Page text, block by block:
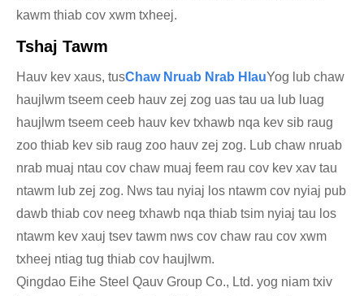
kawm thiab cov xwm txheej.
Tshaj Tawm
Hauv kev xaus, tusChaw Nruab Nrab HlauYog lub chaw
haujlwm tseem ceeb hauv zej zog uas tau ua lub luag
haujlwm tseem ceeb hauv kev txhawb nqa kev sib raug
zoo thiab kev sib raug zoo hauv zej zog. Lub chaw nruab
nrab muaj ntau cov chaw muaj feem rau cov kev xav tau
ntawm lub zej zog. Nws tau nyiaj los ntawm cov nyiaj pub
dawb thiab cov neeg txhawb nqa thiab tsim nyiaj tau los
ntawm kev xauj tsev tawm nws cov chaw rau cov xwm
txheej ntiag tug thiab cov haujlwm.
Qingdao Eihe Steel Qauv Group Co., Ltd. yog niam txiv